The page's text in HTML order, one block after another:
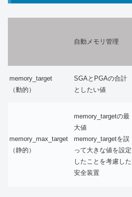
自動メモリ管理
memory_target
（動的）
SGAとPGAの合計
としたい値
memory_max_target
（静的）
memory_targetの最
大値
memory_targetを誤
って大きな値を設定
したことを考慮した
安全装置